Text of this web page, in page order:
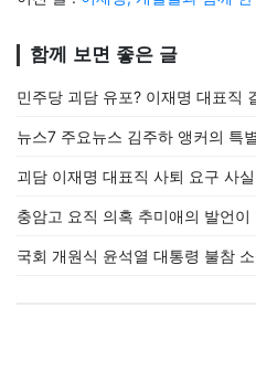
함께 보면 좋은 글
민주당 괴담 유포? 이재명 대표직
뉴스7 주요뉴스 김주하 앵커의 특
괴담 이재명 대표직 사퇴 요구 사
충암고 요직 의혹 추미애의 발언이
국회 개원식 윤석열 대통령 불참